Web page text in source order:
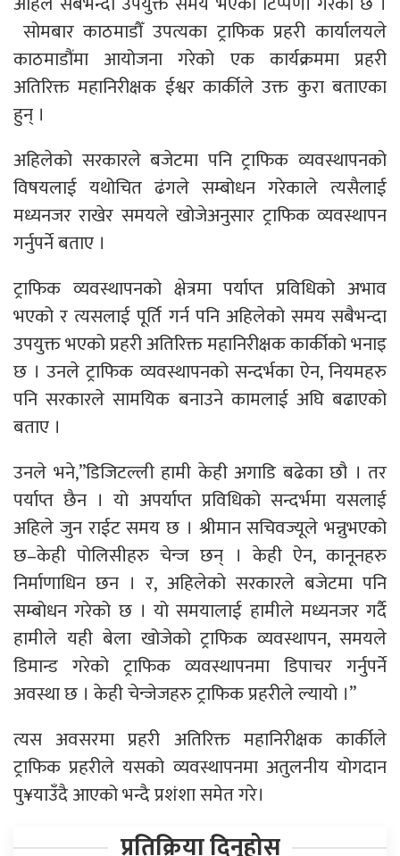
सोमबार काठमाडौँ उपत्यका ट्राफिक प्रहरी कार्यालयले
काठमाडौंमा आयोजना गरेको एक कार्यक्रममा प्रहरी
अतिरिक्त महानिरीक्षक ईश्वर कार्कीले उक्त कुरा बताएका
हुन् ।
अहिलेको सरकारले बजेटमा पनि ट्राफिक व्यवस्थापनको
विषयलाई यथोचित ढंगले सम्बोधन गरेकाले त्यसैलाई
मध्यनजर राखेर समयले खोजेअनुसार ट्राफिक व्यवस्थापन
गर्नुपर्ने बताए ।
ट्राफिक व्यवस्थापनको क्षेत्रमा पर्याप्त प्रविधिको अभाव
भएको र त्यसलाई पूर्ति गर्न पनि अहिलेको समय सबैभन्दा
उपयुक्त भएको प्रहरी अतिरिक्त महानिरीक्षक कार्कीको भनाइ
छ । उनले ट्राफिक व्यवस्थापनको सन्दर्भका ऐन, नियमहरु
पनि सरकारले सामयिक बनाउने कामलाई अघि बढाएको
बताए ।
उनले भने,”डिजिटल्ली हामी केही अगाडि बढेका छौ । तर
पर्याप्त छैन । यो अपर्याप्त प्रविधिको सन्दर्भमा यसलाई
अहिले जुन राईट समय छ । श्रीमान सचिवज्यूले भन्नुभएको
छ–केही पोलिसीहरु चेन्ज छन् । केही ऐन, कानूनहरु
निर्माणाधिन छन । र, अहिलेको सरकारले बजेटमा पनि
सम्बोधन गरेको छ । यो समयालाई हामीले मध्यनजर गर्दै
हामीले यही बेला खोजेको ट्राफिक व्यवस्थापन, समयले
डिमान्ड गरेको ट्राफिक व्यवस्थापनमा डिपाचर गर्नुपर्ने
अवस्था छ । केही चेन्जेजहरु ट्राफिक प्रहरीले ल्यायो ।”
त्यस अवसरमा प्रहरी अतिरिक्त महानिरीक्षक कार्कीले
ट्राफिक प्रहरीले यसको व्यवस्थापनमा अतुलनीय योगदान
पु¥याउँदै आएको भन्दै प्रशंशा समेत गरे।
प्रतिक्रिया दिनुहोस्